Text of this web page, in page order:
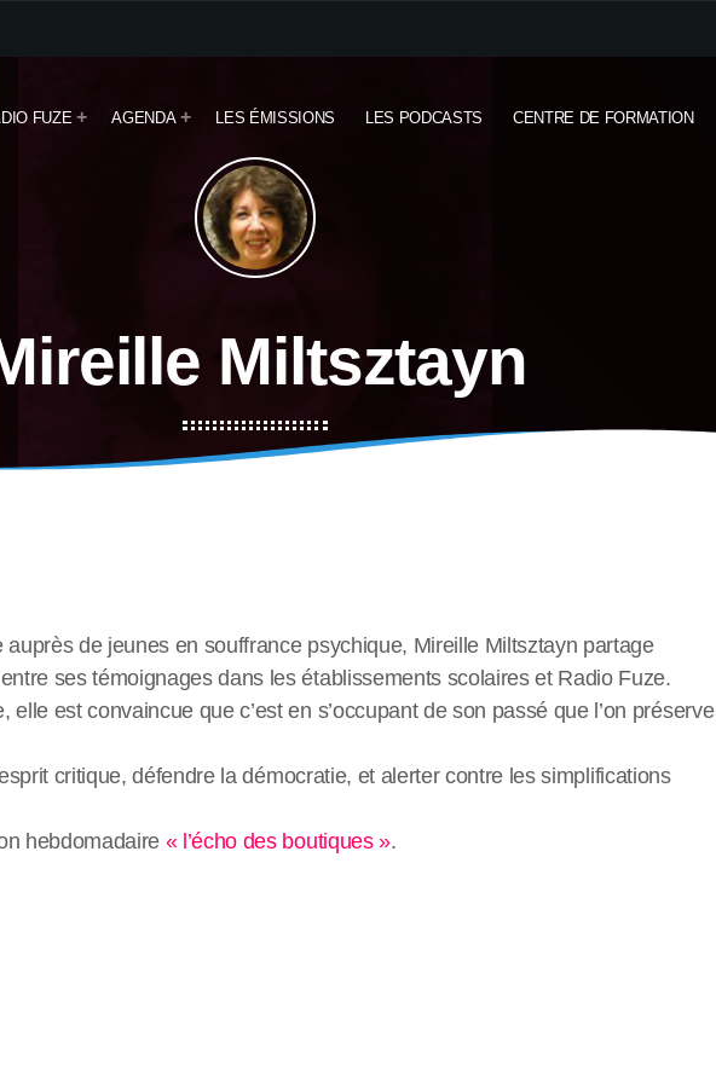
FUZE AGENDA LES ÉMISSIONS LES PODCASTS CENTRE DE FORMATION
Miltsztayn
de jeunes en souffrance psychique, Mireille Miltsztayn partage
ses témoignages dans les établissements scolaires et Radio Fuze.
elle est convaincue que c’est en s’occupant de son passé que l’on préserve
critique, défendre la démocratie, et alerter contre les simplifications
hebdomadaire « l’écho des boutiques ».